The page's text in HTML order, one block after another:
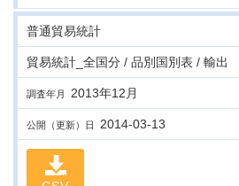
普通貿易統計
貿易統計_全国分 / 品別国別表 / 輸出
調査年月 2013年12月
公開（更新）日 2014-03-13